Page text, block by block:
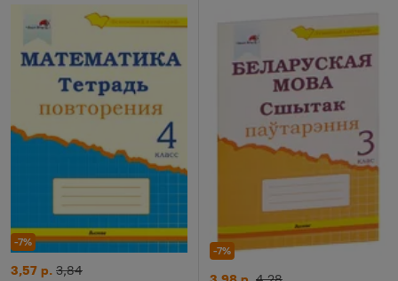
-7%
Математика. Тетрадь повторения. 4 класс
Цена:
3,57 р.
Старая цена:
3,84
-7%
Беларуская мова. Сшытак
Цена:
Старая цена: